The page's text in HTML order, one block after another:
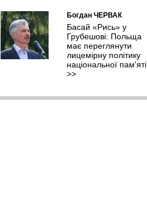
Богдан ЧЕРВАК
Басай «Рись» у
Грубешові: Польща
має переглянути
лицемірну політику
національної пам'яті
>>